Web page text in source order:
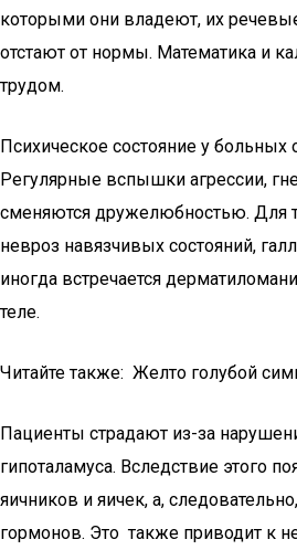
которыми они владеют, их
отстают от нормы. Математика и
трудом.
Психическое состояние у больных
Регулярные вспышки агрессии,
сменяются дружелюбностью. Для
невроз навязчивых состояний,
иногда встречается
теле.
Читайте также: Желто голубой
Пациенты страдают из-за
гипоталамуса. Вследствие этого
яичников и яичек, а,
гормонов. Это также приводит к